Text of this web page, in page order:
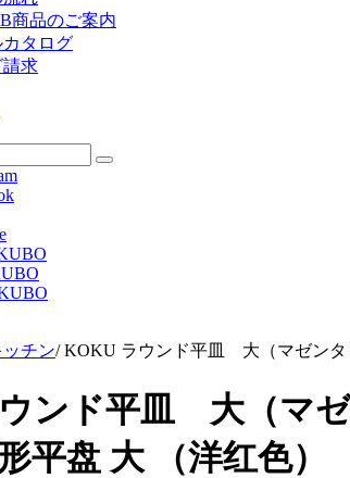
商品のご案内
タログ
請求
ッチン/ KOKU ラウンド平皿 大（マゼンタ
ンド平皿 大（マゼ
平盘 大 （洋红色）